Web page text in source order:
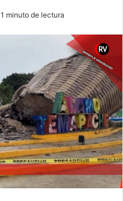
1 minuto de lectura